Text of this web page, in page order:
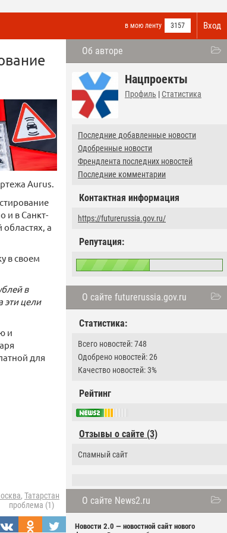
Вход
в мою ленту 3157
Об авторе
Нацпроекты
Профиль | Статистика
Последние добавленные новости
Одобренные новости
Френдлента последних новостей
Последние комментарии
Контактная информация
https://futurerussia.gov.ru/
Репутация:
О сайте futurerussia.gov.ru
Статистика:
Всего новостей: 748
Одобрено новостей: 26
Качество новостей: 3%
Рейтинг
Отзывы о сайте (3)
Спамный сайт
О сайте News2.ru
Новости 2.0 — новостной сайт нового
Aurus.
и в Санкт-
а
в своем
в
эти цели
и
для
, Татарстан
проблема (1)